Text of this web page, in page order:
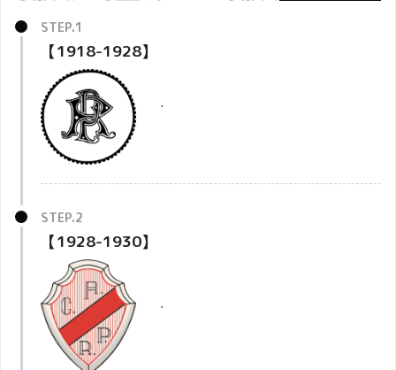
【1918-1928】
・
【1928-1930】
・